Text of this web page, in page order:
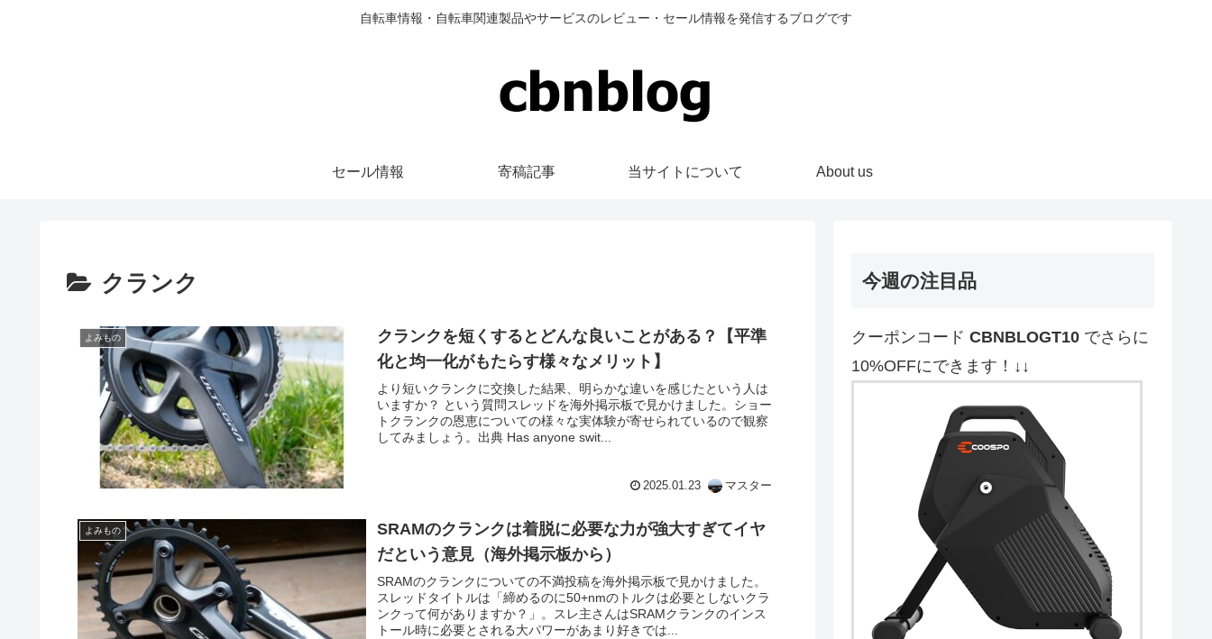
自転車情報・自転車関連製品やサービスのレビュー・セール情報を発信するブログです
セール情報 寄稿記事 当サイトについて About us
クランク
よみもの
クランクを短くするとどんな良いことがある？【平準
化と均一化がもたらす様々なメリット】
より短いクランクに交換した結果、明らかな違いを感じたという人は
いますか？ という質問スレッドを海外掲示板で見かけました。ショー
トクランクの恩恵についての様々な実体験が寄せられているので観察
してみましょう。出典 Has anyone swit...
2025.01.23 マスター
よみもの
SRAMのクランクは着脱に必要な力が強大すぎてイヤ
だという意見（海外掲示板から）
SRAMのクランクについての不満投稿を海外掲示板で見かけました。
スレッドタイトルは「締めるのに50+nmのトルクは必要としないクラ
ンクって何がありますか？」。スレ主さんはSRAMクランクのインス
トール時に必要とされる大パワーがあまり好きでは...
今週の注目品
クーポンコード CBNBLOGT10 でさらに
10%OFFにできます！↓↓